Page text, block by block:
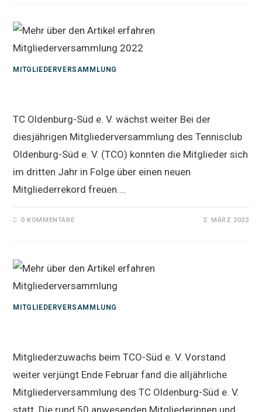
MITGLIEDERVERSAMMLUNG
TC Oldenburg-Süd e. V. wächst weiter Bei der
diesjährigen Mitgliederversammlung des Tennisclub
Oldenburg-Süd e. V. (TCO) konnten die Mitglieder sich
im dritten Jahr in Folge über einen neuen
Mitgliederrekord freuen.…
0 KOMMENTARE 2. MÄRZ 2022
MITGLIEDERVERSAMMLUNG
Mitgliederzuwachs beim TCO-Süd e. V. Vorstand
weiter verjüngt Ende Februar fand die alljährliche
Mitgliederversammlung des TC Oldenburg-Süd e. V.
statt. Die rund 50 anwesenden Mitgliederinnen und